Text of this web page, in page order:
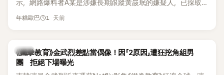
對流言時「豁出去」的直率性格。其實她過去也曾在 SBS 節目
《脫掉鞋子恢單4Men》 中，親自公開那張當年引發話題的「腋下
員身分出道，該團在 2000 年代初期紅極一時，由李智惠、徐
智英兩位女成員，以及張錫炫、Chris Kim 兩位男成員組成。不
過後來爆出長達四年的團內霸凌風波，甚至傳出徐智英母親對
示，網路爆料者A某是涉嫌長期跟蹤黃晸珉的嫌疑人，已採取
法律行動。不過，A某並未因此停止發聲，5日再度透過社群平
年糕歐巴 1 天前
韓星
《鐵拳教育》金武烈差點當偶像！因「2原因」遭狂挖角組男
團 拒絕下場曝光